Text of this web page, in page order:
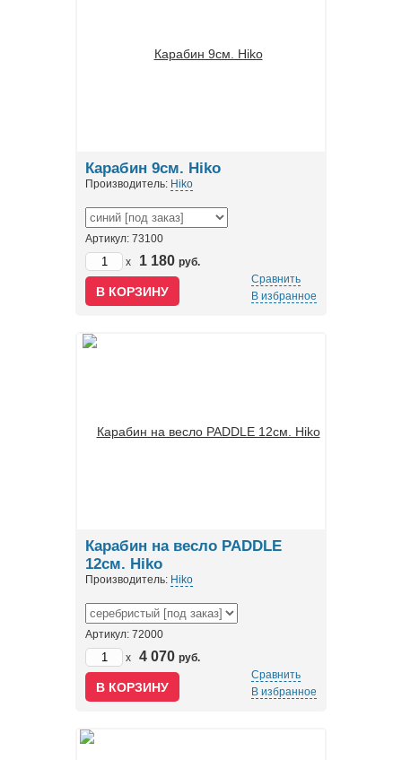
Карабин 9см. Hiko
Производитель: Hiko
Артикул: 73100
x
1 180 руб.
Сравнить
В избранное
Карабин на весло PADDLE
12см. Hiko
Производитель: Hiko
Артикул: 72000
x
4 070 руб.
Сравнить
В избранное